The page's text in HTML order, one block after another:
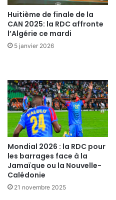
Huitième de finale de la
CAN 2025: la RDC affronte
l’Algérie ce mardi
5 janvier 2026
Mondial 2026 : la RDC pour
les barrages face à la
Jamaïque ou la Nouvelle-
Calédonie
21 novembre 2025